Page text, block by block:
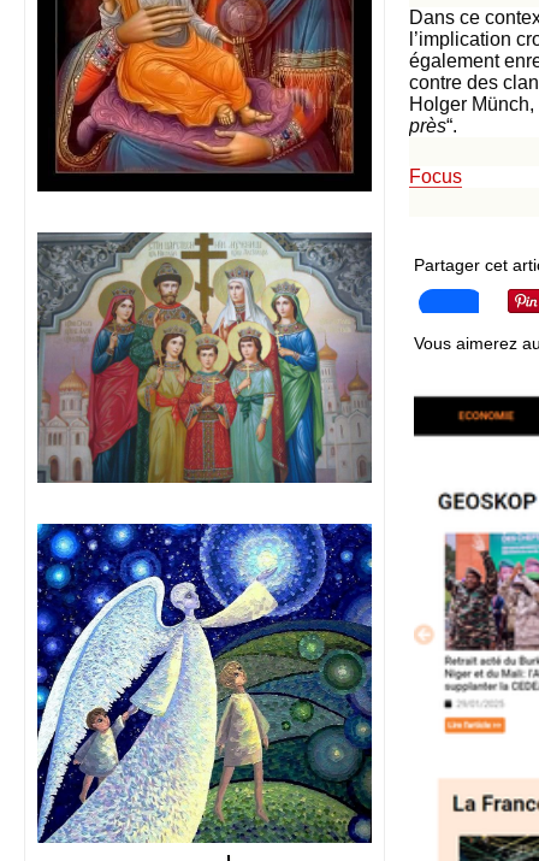
Dans ce
l’implication
également
contre des
Holger Münch,
près“.
Focus
Partager cet
Vous aimerez